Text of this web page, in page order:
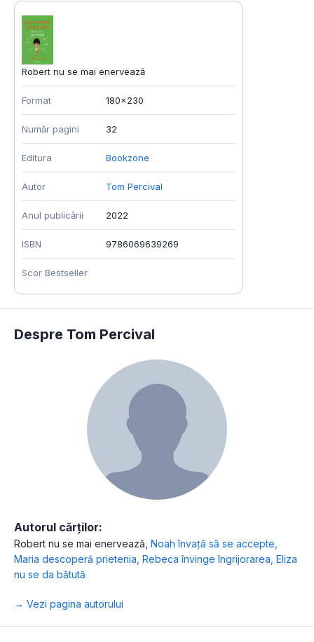
Robert nu se mai enervează
Format 180x230
Număr pagini 32
Editura Bookzone
Autor Tom Percival
Anul publicării 2022
ISBN 9786069639269
Scor Bestseller
Despre Tom Percival
Autorul cărților:
Robert nu se mai enervează, Noah învață să se accepte,
Maria descoperă prietenia, Rebeca învinge îngrijorarea, Eliza
nu se da bătută
→ Vezi pagina autorului